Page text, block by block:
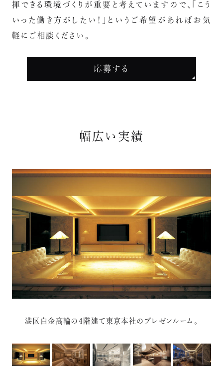
揮できる環境づくりが重要と考えていますので、「こう
いった働き方がしたい！」というご希望があればお気
軽にご相談ください。
応募する
幅広い実績
港区白金高輪の4階建て東京本社のプレゼンルーム。